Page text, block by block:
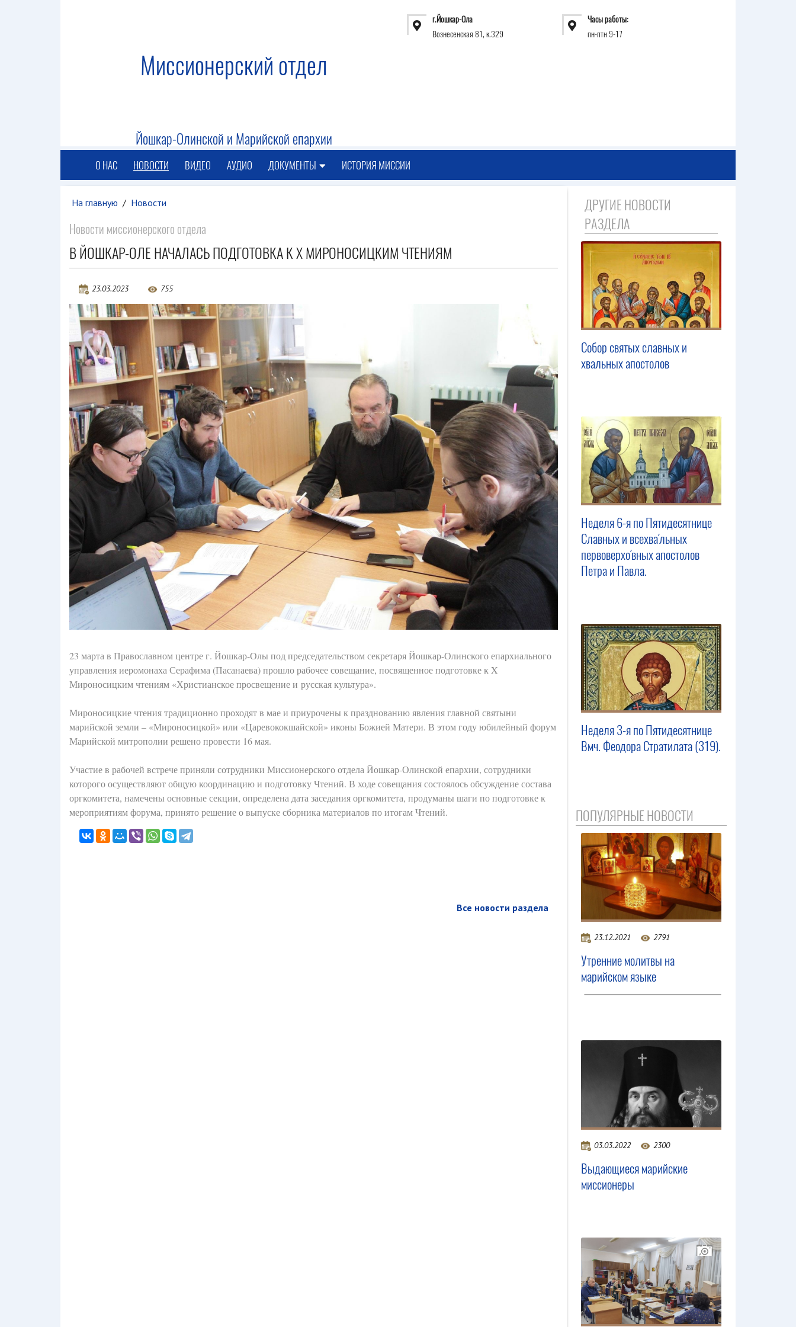
Миссионерский отдел
Йошкар-Олинской и Марийской епархии
г.Йошкар-Ола
Вознесенская 81, к.329
Часы работы:
пн-птн 9-17
О НАС НОВОСТИ ВИДЕО АУДИО ДОКУМЕНТЫ ИСТОРИЯ МИССИИ
На главную / Новости
Новости миссионерского отдела
В ЙОШКАР-ОЛЕ НАЧАЛАСЬ ПОДГОТОВКА К X МИРОНОСИЦКИМ ЧТЕНИЯМ
23.03.2023 755
23 марта в Православном центре г. Йошкар-Олы под председательством секретаря Йошкар-Олинского епархиального
управления иеромонаха Серафима (Пасанаева) прошло рабочее совещание, посвященное подготовке к X
Мироносицким чтениям «Христианское просвещение и русская культура».
Мироносицкие чтения традиционно проходят в мае и приурочены к празднованию явления главной святыни
марийской земли – «Мироносицкой» или «Царевококшайской» иконы Божией Матери. В этом году юбилейный форум
Марийской митрополии решено провести 16 мая.
Участие в рабочей встрече приняли сотрудники Миссионерского отдела Йошкар-Олинской епархии, сотрудники
которого осуществляют общую координацию и подготовку Чтений. В ходе совещания состоялось обсуждение состава
оргкомитета, намечены основные секции, определена дата заседания оргкомитета, продуманы шаги по подготовке к
мероприятиям форума, принято решение о выпуске сборника материалов по итогам Чтений.
Все новости раздела
ДРУГИЕ НОВОСТИ
РАЗДЕЛА
Собор святых славных и
хвальных апостолов
Неделя 6-я по Пятидесятнице
Славных и всехва́льных
первоверхо́вных апостолов
Петра и Павла.
Неделя 3-я по Пятидесятнице
Вмч. Феодора Стратилата (319).
ПОПУЛЯРНЫЕ НОВОСТИ
23.12.2021 2791
Утренние молитвы на
марийском языке
03.03.2022 2300
Выдающиеся марийские
миссионеры